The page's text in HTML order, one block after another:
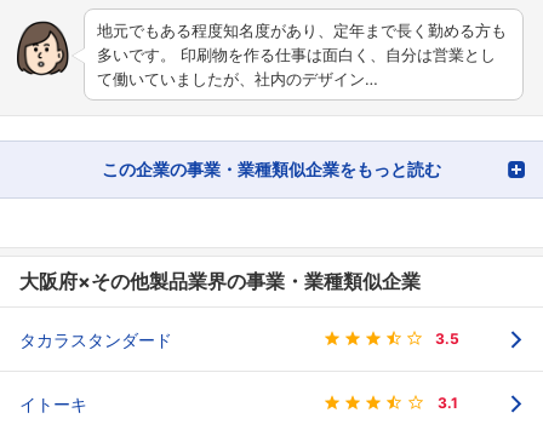
地元でもある程度知名度があり、定年まで長く勤める方も
多いです。 印刷物を作る仕事は面白く、自分は営業とし
て働いていましたが、社内のデザイン…
この企業の事業・業種類似企業をもっと読む
大阪府×その他製品業界の事業・業種類似企業
タカラスタンダード 3.5
イトーキ 3.1